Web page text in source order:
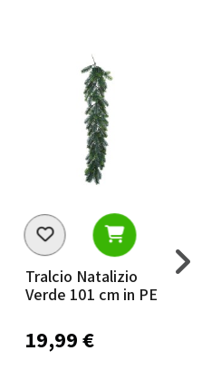
Tralcio Natalizio
Verde 101 cm in PE
19,99 €